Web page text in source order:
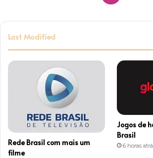
Last Modified
Rede Brasil com mais um
filme
Jogos de
Brasil
6 horas